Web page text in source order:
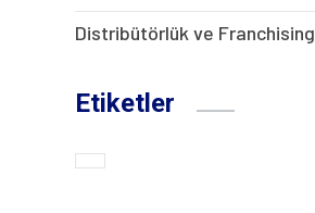
Distribütörlük ve Franchising
Etiketler